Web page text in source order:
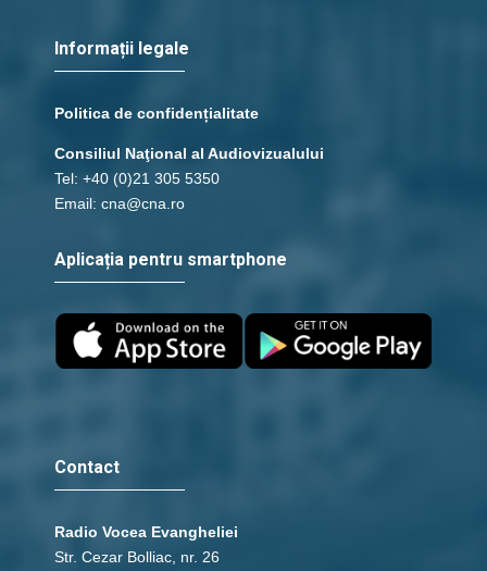
Informații legale
Politica de confidențialitate
Consiliul Naţional al Audiovizualului
Tel: +40 (0)21 305 5350
Email: cna@cna.ro
Aplicația pentru smartphone
Contact
Radio Vocea Evangheliei
Str. Cezar Bolliac, nr. 26